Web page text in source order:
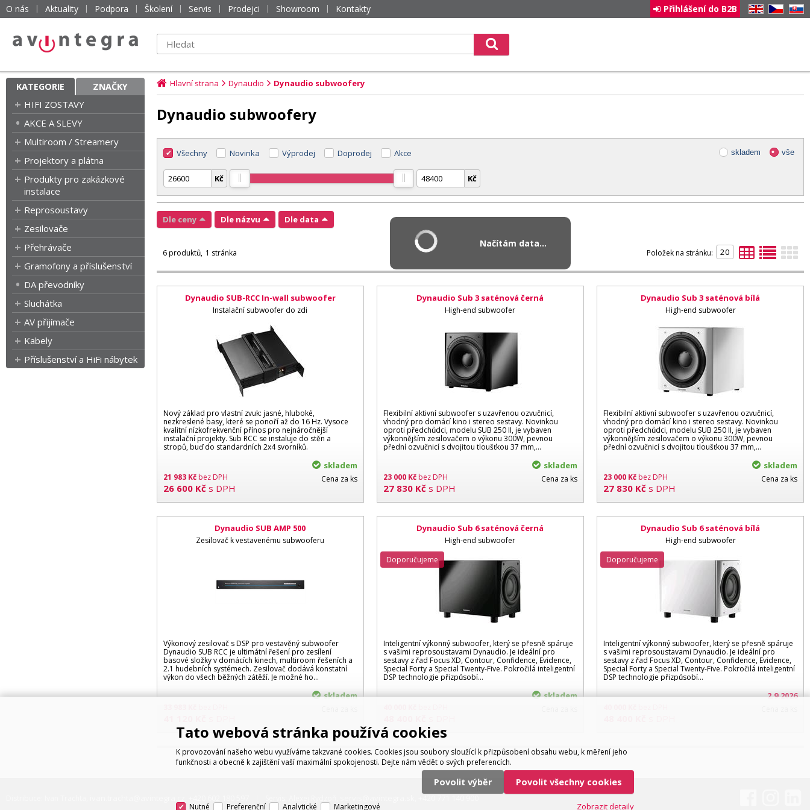
O nás Aktuality Podpora Školení Servis Prodejci Showroom Kontakty EN CZ SK
Přihlášení do B2B
KATEGORIE ZNAČKY
HIFI ZOSTAVY
AKCE A SLEVY
Multiroom / Streamery
Projektory a plátna
Produkty pro zakázkové
instalace
Reprosoustavy
Zesilovače
Přehrávače
Gramofony a příslušenství
DA převodníky
Sluchátka
AV přijímače
Kabely
Příslušenství a HiFi nábytek
Hlavní strana Dynaudio Dynaudio subwoofery
Dynaudio subwoofery
Všechny Novinka Výprodej Doprodej Akce skladem vše
Kč Kč
Dle ceny Dle názvu Dle data
6 produktů 1 stránka Položek na stránku:
Dynaudio SUB-RCC In-wall subwoofer
Instalační subwoofer do zdi
Nový základ pro vlastní zvuk: jasné, hluboké,
nezkreslené basy, které se ponoří až do 16 Hz. Vysoce
kvalitní nízkofrekvenční přínos pro nejnáročnější
instalační projekty. Sub RCC se instaluje do stěn a
stropů, buď do standardních 2x4 svorníků.
21 983 Kčbez DPH
26 600 Kč s DPH
skladem
Cena za ks
Dynaudio Sub 3 saténová černá
High-end subwoofer
Flexibilní aktivní subwoofer s uzavřenou ozvučnicí,
vhodný pro domácí kino i stereo sestavy. Novinkou
oproti předchůdci, modelu SUB 250 II, je vybaven
výkonnějším zesilovačem o výkonu 300W, pevnou
přední ozvučnicí s dvojitou tloušťkou 37 mm,...
23 000 Kčbez DPH
27 830 Kč s DPH
skladem
Cena za ks
Dynaudio Sub 3 saténová bílá
High-end subwoofer
Flexibilní aktivní subwoofer s uzavřenou ozvučnicí,
vhodný pro domácí kino i stereo sestavy. Novinkou
oproti předchůdci, modelu SUB 250 II, je vybaven
výkonnějším zesilovačem o výkonu 300W, pevnou
přední ozvučnicí s dvojitou tloušťkou 37 mm,...
23 000 Kčbez DPH
27 830 Kč s DPH
skladem
Cena za ks
Dynaudio SUB AMP 500
Zesilovač k vestavenému subwooferu
Výkonový zesilovač s DSP pro vestavěný subwoofer
Dynaudio SUB RCC je ultimátní řešení pro zesílení
basové složky v domácích kinech, multiroom řešeních a
2.1 hudebních systémech. Zesilovač dodává konstatní
výkon do všech běžných zátěží. Je možné ho...
skladem
Dynaudio Sub 6 saténová černá
High-end subwoofer
Inteligentní výkonný subwoofer, který se přesně spáruje
s vašimi reprosoustavami Dynaudio. Je ideální pro
sestavy z řad Focus XD, Contour, Confidence, Evidence,
Special Forty a Special Twenty-Five. Pokročilá inteligentní
DSP technologie přizpůsobí...
Doporučujeme
skladem
Dynaudio Sub 6 saténová bílá
High-end subwoofer
Inteligentní výkonný subwoofer, který se přesně spáruje
s vašimi reprosoustavami Dynaudio. Je ideální pro
sestavy z řad Focus XD, Contour, Confidence, Evidence,
Special Forty a Special Twenty-Five. Pokročilá inteligentní
DSP technologie přizpůsobí...
Doporučujeme
2.9.2026
Tato webová stránka používá cookies
K provozování našeho webu využíváme takzvané cookies. Cookies jsou soubory sloužící k přizpůsobení obsahu webu, k měření jeho
funkčnosti a obecně k zajištění vaší maximální spokojenosti. Dejte nám vědět o svých preferencích.
Povolit výběr Povolit všechny cookies
Nutné Preferenční Analytické Marketingové Zobrazit detaily
Načítám data...